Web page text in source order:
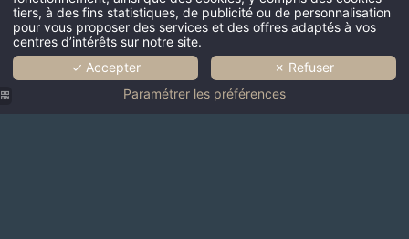
tiers, à des fins statistiques, de publicité ou de personnalisation
pour vous proposer des services et des offres adaptés à vos
centres d’intérêts sur notre site.
✓ Accepter
✗ Refuser
Paramétrer les préférences